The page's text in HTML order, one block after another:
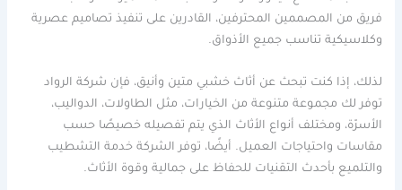
فريق من المصممين المحترفين، القادرين على تنفيذ تصاميم عصرية
وكلاسيكية تناسب جميع الأذواق.
لذلك، إذا كنت تبحث عن أثاث خشبي متين وأنيق، فإن شركة الرواد
توفر لك مجموعة متنوعة من الخيارات، مثل الطاولات، الدواليب،
الأسرّة، ومختلف أنواع الأثاث الذي يتم تفصيله خصيصًا حسب
مقاسات واحتياجات العميل. أيضًا، توفر الشركة خدمة التشطيب
والتلميع بأحدث التقنيات للحفاظ على جمالية وقوة الأثاث.